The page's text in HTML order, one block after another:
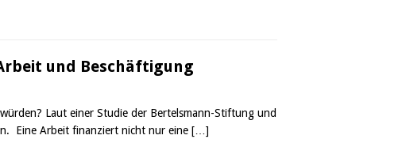
und Beschäftigung
Laut einer Studie der Bertelsmann-Stiftung und
Eine Arbeit finanziert nicht nur eine […]